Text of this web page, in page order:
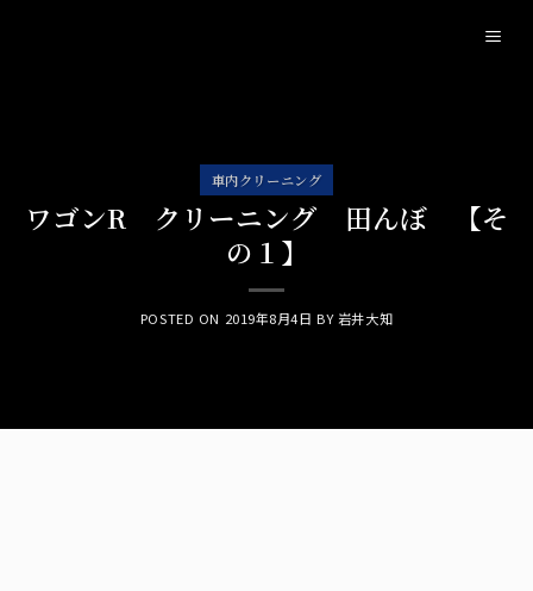
車内クリーニング
ワゴンR クリーニング 田んぼ 【そ
の１】
POSTED ON 2019年8月4日 BY岩井大知